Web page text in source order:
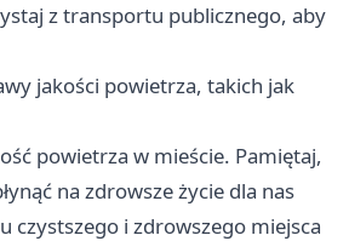
z transportu publicznego, aby
jakości powietrza, takich jak
powietrza w mieście. Pamiętaj,
na zdrowsze życie dla nas
czystszego i zdrowszego miejsca